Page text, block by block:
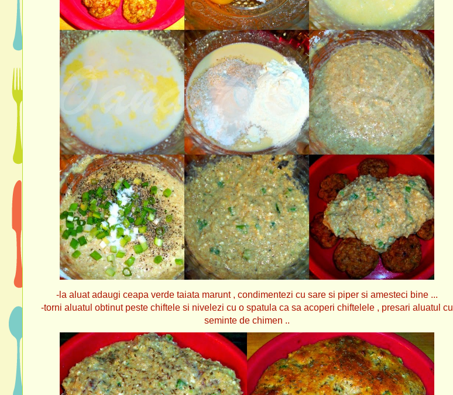
-la aluat adaugi ceapa verde taiata marunt , condimentezi cu sare si piper si amesteci bine ...
-torni aluatul obtinut peste chiftele si nivelezi cu o spatula ca sa acoperi chiftelele , presari aluatul cu
seminte de chimen ..